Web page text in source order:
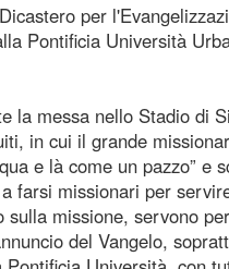
per
Pontificia Università
la messa nello Stadio di
in cui il grande
e là come un pazzo”
farsi missionari per
missione, servono
del Vangelo,